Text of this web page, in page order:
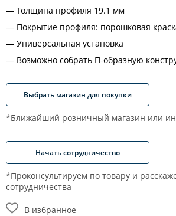
Толщина профиля 19.1 мм
Покрытие профиля: порошковая
Универсальная установка
Возможно собрать П-образную
Выбрать магазин для покупки
*Ближайший розничный магазин или
Начать сотрудничество
*Проконсультируем по товару и
сотрудничества
В избранное